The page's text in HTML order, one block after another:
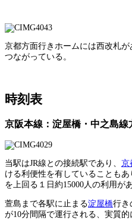
京都方面行きホームには西改札
つながっている。
時刻表
京阪本線：淀屋橋・中之島線
当駅はJR線との接続駅であり、 京
ける利便性を有していることも
を上回る１日約15000人の利用が
萱島まで各駅に止まる淀屋橋行き
が10分間隔で運行される、実質